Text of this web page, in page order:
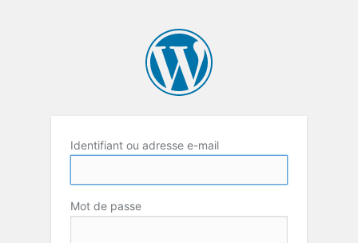
Identifiant ou adresse e-mail
Mot de passe